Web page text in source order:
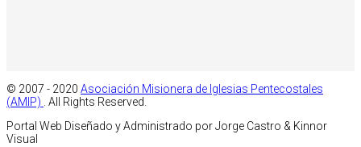
© 2007 - 2020 Asociación Misionera de Iglesias Pentecostales
(AMIP) . All Rights Reserved.
Portal Web Diseñado y Administrado por Jorge Castro & Kinnor
Visual